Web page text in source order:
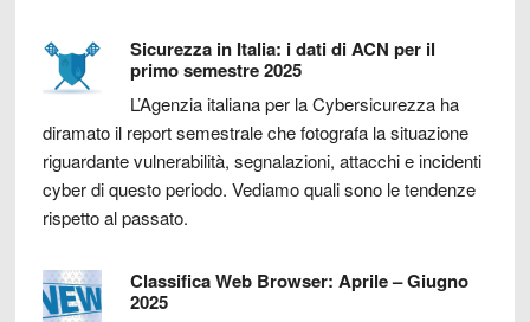
Sicurezza in Italia: i dati di ACN per il
primo semestre 2025
L’Agenzia italiana per la Cybersicurezza ha
diramato il report semestrale che fotografa la situazione
riguardante vulnerabilità, segnalazioni, attacchi e incidenti
cyber di questo periodo. Vediamo quali sono le tendenze
rispetto al passato.
Classifica Web Browser: Aprile – Giugno
2025